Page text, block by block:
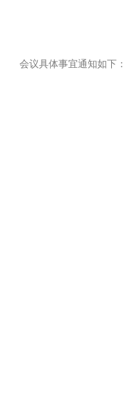
会议具体事宜通知如下：